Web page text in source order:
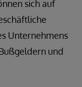
sich auf
Unternehmens
und